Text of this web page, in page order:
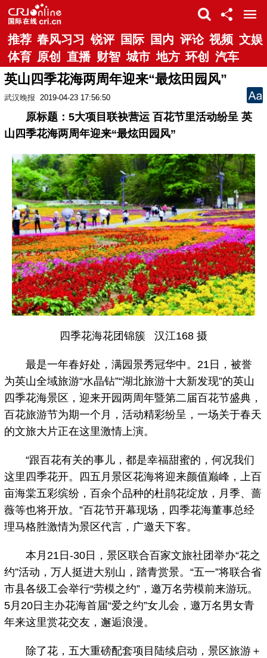
推荐 春风习习 锐评 国际 国内 评论 视频 文娱
体育 原创 直播 财智 城市 地方 环创 汽车
英山四季花海两周年迎来“最炫田园风”
武汉晚报 2019-04-23 17:56:50
原标题：5大项目联袂营运 百花节里活动纷呈 英
山四季花海两周年迎来“最炫田园风”
四季花海花团锦簇 汉江168 摄
最是一年春好处，满园景秀冠华中。21日，被誉
为英山全域旅游“水晶钻”“湖北旅游十大新发现”的英山
四季花海景区，迎来开园两周年暨第二届百花节盛典，
百花旅游节为期一个月，活动精彩纷呈，一场关于春天
的文旅大片正在这里激情上演。
“跟百花有关的事儿，都是幸福甜蜜的，何况我们
这里四季花开。四五月景区花海将迎来颜值巅峰，上百
亩海棠五彩缤纷，百余个品种的杜鹃花绽放，月季、蔷
薇等也将开放。”百花节开幕现场，四季花海董事总经
理马格胜激情为景区代言，广邀天下客。
本月21日-30日，景区联合百家文旅社团举办“花之
约”活动，万人挺进大别山，踏青赏景。“五一”将联合省
市县各级工会举行“劳模之约”，邀万名劳模前来游玩。
5月20日主办花海首届“爱之约”女儿会，邀万名男女青
年来这里赏花交友，邂逅浪漫。
除了花，五大重磅配套项目陆续启动，景区旅游＋